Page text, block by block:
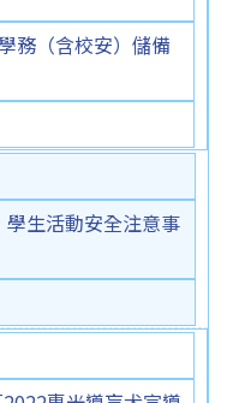
務（含校安）儲備
生活動安全注意事